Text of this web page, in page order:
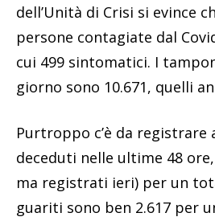
dell’Unità di Crisi si evince
persone contagiate dal
cui 499 sintomatici. I
giorno sono 10.671, quelli
Purtroppo c’è da
deceduti nelle ultime 48
ma registrati ieri) per un
guariti sono ben 2.617 per